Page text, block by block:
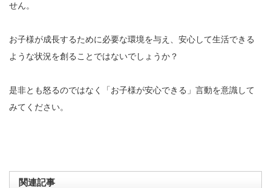
せん。
お子様が成長するために必要な環境を与え、安心して生活できる
ような状況を創ることではないでしょうか？
是非とも怒るのではなく「お子様が安心できる」言動を意識して
みてください。
関連記事